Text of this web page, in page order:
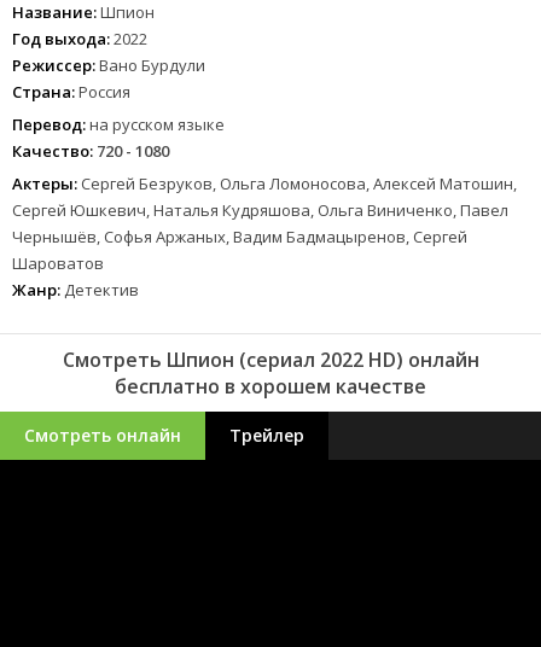
Название:Шпион
Год выхода:2022
Режиссер:Вано Бурдули
Страна:Россия
Перевод:на русском языке
Качество: 720 - 1080
Актеры: Сергей Безруков, Ольга Ломоносова, Алексей Матошин,
Сергей Юшкевич, Наталья Кудряшова, Ольга Виниченко, Павел
Чернышёв, Софья Аржаных, Вадим Бадмацыренов, Сергей
Шароватов
Жанр: Детектив
Смотреть Шпион (сериал 2022 HD) онлайн
бесплатно в хорошем качестве
Смотреть онлайн Трейлер